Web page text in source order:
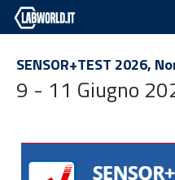
SENSOR+TEST 2026,
9 - 11 Giugno